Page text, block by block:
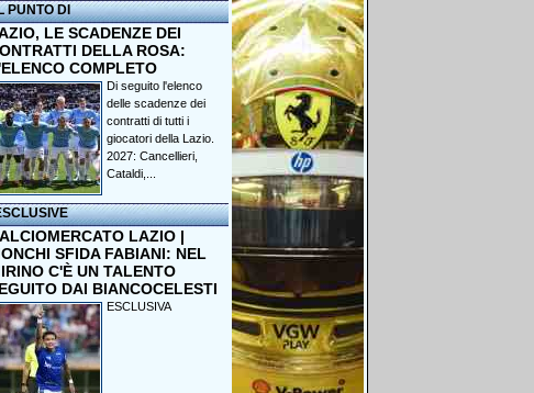
PUNTO DI
LE SCADENZE DEI
DELLA ROSA:
COMPLETO
Di seguito l'elenco
delle scadenze dei
contratti di tutti i
giocatori della Lazio.
2027: Cancellieri,
Cataldi,...
LAZIO |
SFIDA FABIANI: NEL
C'È UN TALENTO
DAI BIANCOCELESTI
ESCLUSIVA